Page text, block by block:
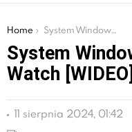
You are here:
Home System Windows 95 na Apple Watch [WIDEO]
System
Watch [WIDEO]
11 sierpnia 2024, 01:42